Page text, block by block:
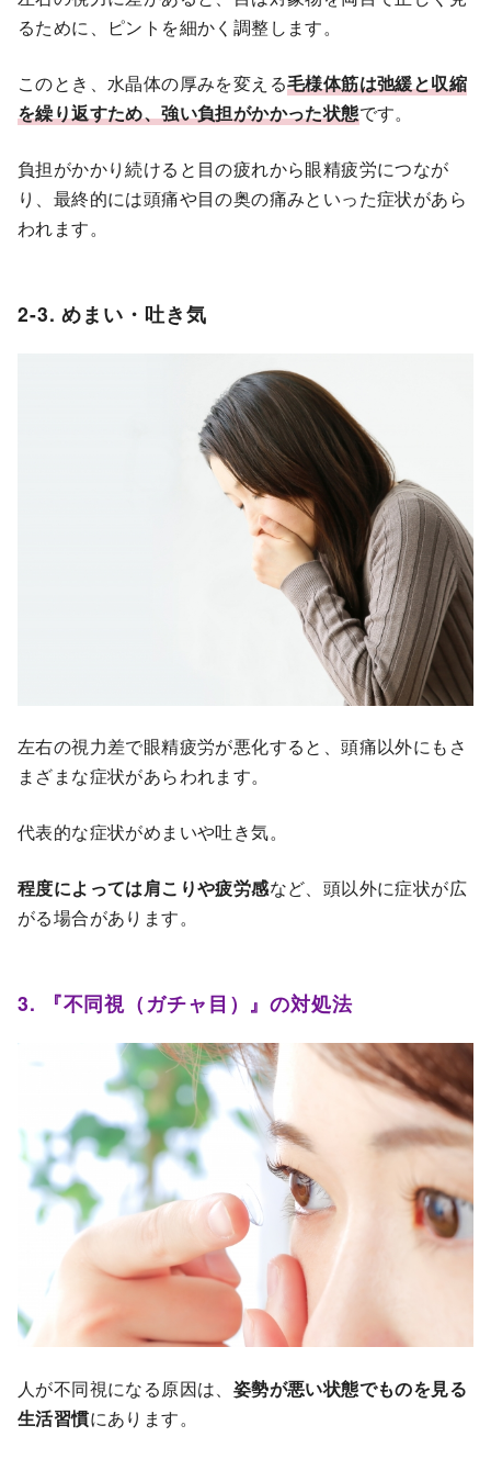
るために、ピントを細かく調整します。
このとき、水晶体の厚みを変える毛様体筋は弛緩と収縮
を繰り返すため、強い負担がかかった状態です。
負担がかかり続けると目の疲れから眼精疲労につなが
り、最終的には頭痛や目の奥の痛みといった症状があら
われます。
2-3. めまい・吐き気
左右の視力差で眼精疲労が悪化すると、頭痛以外にもさ
まざまな症状があらわれます。
代表的な症状がめまいや吐き気。
程度によっては肩こりや疲労感など、頭以外に症状が広
がる場合があります。
3. 『不同視（ガチャ目）』の対処法
人が不同視になる原因は、 姿勢が悪い状態でものを見る
生活習慣にあります。